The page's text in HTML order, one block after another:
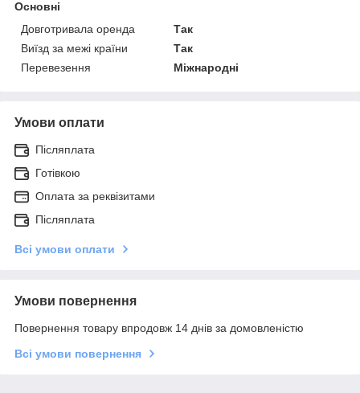
Основні
Довготривала оренда
Так
Виїзд за межі країни
Так
Перевезення
Міжнародні
Умови оплати
Післяплата
Готівкою
Оплата за реквізитами
Післяплата
Всі умови оплати
Умови повернення
Повернення товару впродовж 14 днів за домовленістю
Всі умови повернення